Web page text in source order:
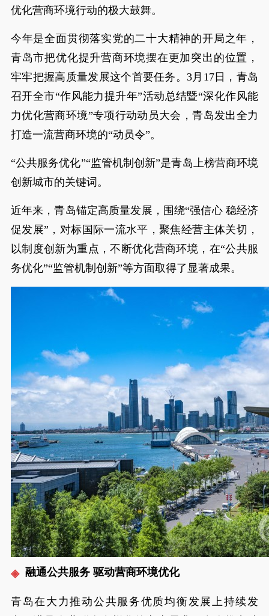
优化营商环境行动的极大鼓舞。
今年是全面贯彻落实党的二十大精神的开局之年，
青岛市把优化提升营商环境摆在更加突出的位置，
牢牢把握高质量发展这个首要任务。3月17日，青岛
召开全市“作风能力提升年”活动总结暨“深化作风能
力优化营商环境”专项行动动员大会，青岛发出全力
打造一流营商环境的“动员令”。
“公共服务优化”“监管机制创新”是青岛上榜营商环境
创新城市的关键词。
近年来，青岛锚定高质量发展，围绕“强信心 稳经济
促发展”，对标国际一流水平，聚焦经营主体关切，
以制度创新为重点，不断优化营商环境，在“公共服
务优化”“监管机制创新”等方面取得了显著成果。
融通公共服务 驱动营商环境优化
青岛在大力推动公共服务优质均衡发展上持续发